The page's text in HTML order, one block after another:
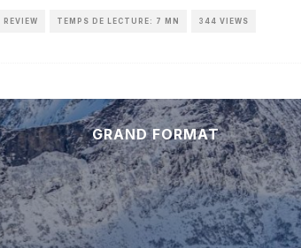
REVIEW TEMPS DE LECTURE: 7 MN 344 VIEWS
GRAND FORMAT